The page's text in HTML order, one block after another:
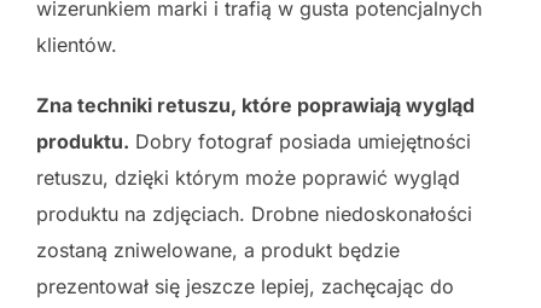
wizerunkiem marki i trafią w gusta potencjalnych
klientów.
Zna techniki retuszu, które poprawiają wygląd
produktu. Dobry fotograf posiada umiejętności
retuszu, dzięki którym może poprawić wygląd
produktu na zdjęciach. Drobne niedoskonałości
zostaną zniwelowane, a produkt będzie
prezentował się jeszcze lepiej, zachęcając do